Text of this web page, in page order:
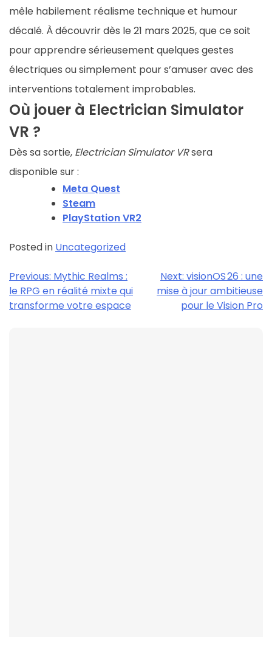
mêle habilement réalisme technique et humour
décalé. À découvrir dès le 21 mars 2025, que ce soit
pour apprendre sérieusement quelques gestes
électriques ou simplement pour s’amuser avec des
interventions totalement improbables.
Où jouer à Electrician Simulator
VR ?
Dès sa sortie, Electrician Simulator VRsera
disponible sur :
Meta Quest
Steam
PlayStation VR2
Posted in Uncategorized
Navigation
de
Previous: Mythic Realms :
le RPG en réalité mixte qui
transforme votre espace
Next: visionOS 26 : une
mise à jour ambitieuse
pour le Vision Pro